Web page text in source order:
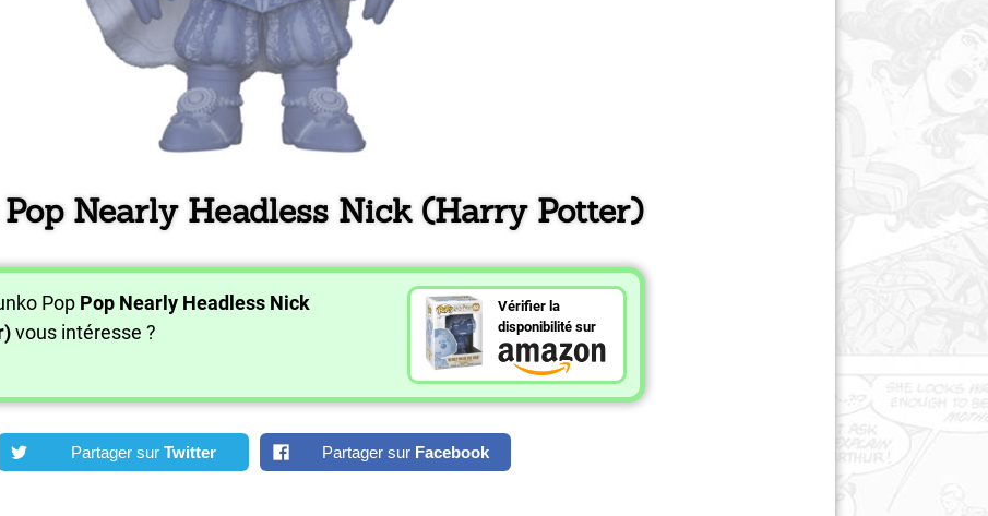
Nearly Headless Nick (Harry Potter)
Pop Pop Nearly Headless Nick
vous intéresse ?
Vérifier la
disponibilité sur
Partager sur Twitter Partager sur Facebook